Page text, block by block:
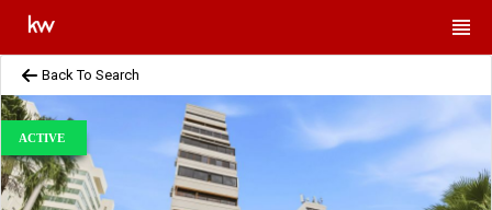
Back To Search
ACTIVE